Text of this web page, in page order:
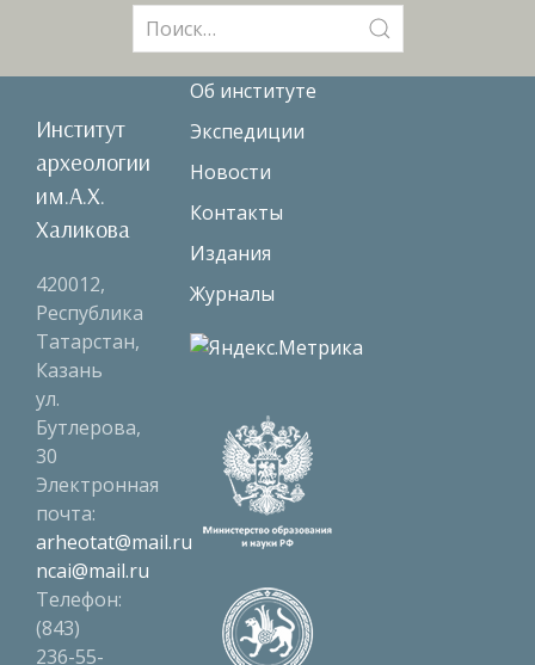
Институт
археологии
им.А.Х.
Халикова
420012,
Республика
Татарстан,
Казань
ул.
Бутлерова,
30
Электронная
почта:
arheotat@mail.ru
ncai@mail.ru
Телефон:
(843)
236-55-
Об институте
Экспедиции
Новости
Контакты
Издания
Журналы